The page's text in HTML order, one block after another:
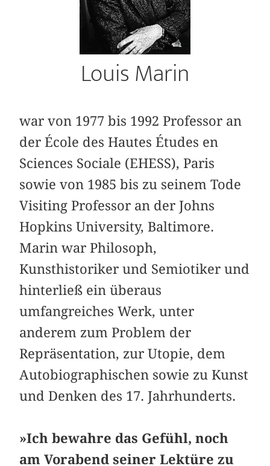
Louis Marin
war von 1977 bis 1992 Professor an
der École des Hautes Études en
Sciences Sociale (EHESS), Paris
sowie von 1985 bis zu seinem Tode
Visiting Professor an der Johns
Hopkins University, Baltimore.
Marin war Philosoph,
Kunsthistoriker und Semiotiker und
hinterließ ein überaus
umfangreiches Werk, unter
anderem zum Problem der
Repräsentation, zur Utopie, dem
Autobiographischen sowie zu Kunst
und Denken des 17. Jahrhunderts.
»Ich bewahre das Gefühl, noch
am Vorabend seiner Lektüre zu